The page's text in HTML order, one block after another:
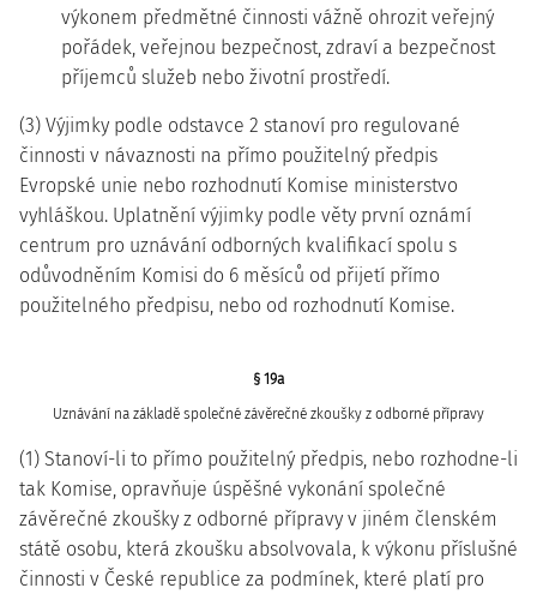
výkonem předmětné činnosti vážně ohrozit veřejný
pořádek, veřejnou bezpečnost, zdraví a bezpečnost
příjemců služeb nebo životní prostředí.
(3) Výjimky podle odstavce 2 stanoví pro regulované
činnosti v návaznosti na přímo použitelný předpis
Evropské unie nebo rozhodnutí Komise ministerstvo
vyhláškou. Uplatnění výjimky podle věty první oznámí
centrum pro uznávání odborných kvalifikací spolu s
odůvodněním Komisi do 6 měsíců od přijetí přímo
použitelného předpisu, nebo od rozhodnutí Komise.
§ 19a
Uznávání na základě společné závěrečné zkoušky z odborné přípravy
(1) Stanoví-li to přímo použitelný předpis, nebo rozhodne-li
tak Komise, opravňuje úspěšné vykonání společné
závěrečné zkoušky z odborné přípravy v jiném členském
státě osobu, která zkoušku absolvovala, k výkonu příslušné
činnosti v České republice za podmínek, které platí pro